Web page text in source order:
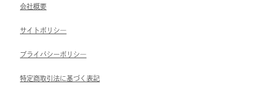
会社概要
サイトポリシ―
ブライパシーポリシ―
特定商取引法に基づく表記